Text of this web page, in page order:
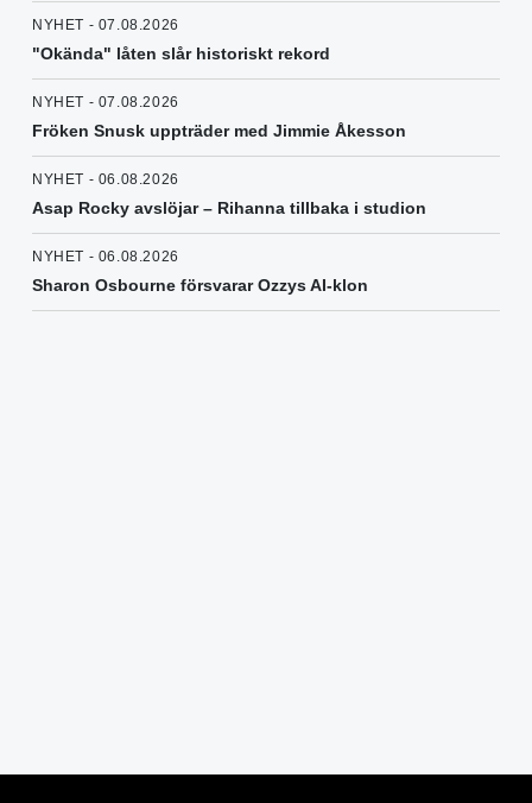
NYHET - 07.08.2026
"Okända" låten slår historiskt rekord
NYHET - 07.08.2026
Fröken Snusk uppträder med Jimmie Åkesson
NYHET - 06.08.2026
Asap Rocky avslöjar – Rihanna tillbaka i studion
NYHET - 06.08.2026
Sharon Osbourne försvarar Ozzys AI-klon